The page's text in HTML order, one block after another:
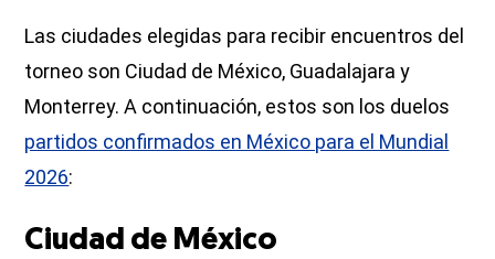
Las ciudades elegidas para recibir encuentros del
torneo son Ciudad de México, Guadalajara y
Monterrey. A continuación, estos son los duelos
partidos confirmados en México para el Mundial
2026:
Ciudad de México